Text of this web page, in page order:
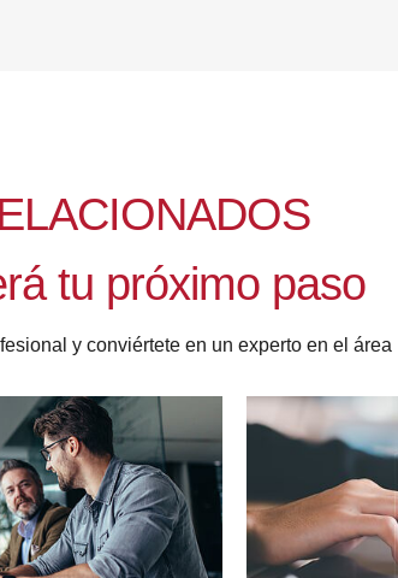
tu próximo paso
y conviértete en un experto en el área